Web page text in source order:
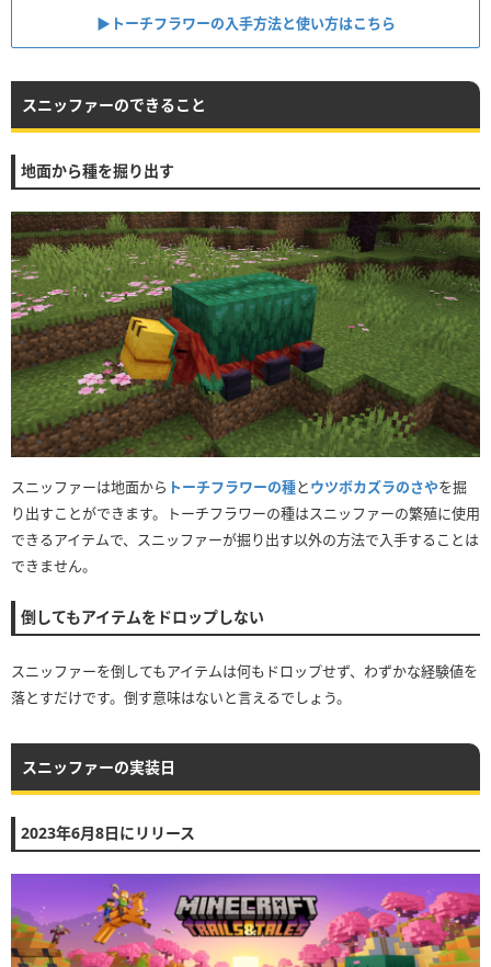
▶︎トーチフラワーの入手方法と使い方はこちら
スニッファーのできること
地面から種を掘り出す
スニッファーは地面から トーチフラワーの種とウツボカズラのさやを掘
り出すことができます。トーチフラワーの種はスニッファーの繁殖に使用
できるアイテムで、スニッファーが掘り出す以外の方法で入手することは
できません。
倒してもアイテムをドロップしない
スニッファーを倒してもアイテムは何もドロップせず、わずかな経験値を
落とすだけです。倒す意味はないと言えるでしょう。
スニッファーの実装日
2023年6月8日にリリース